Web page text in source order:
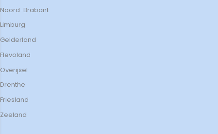
Noord-Brabant
Limburg
Gelderland
Flevoland
Overijsel
Drenthe
Friesland
Zeeland